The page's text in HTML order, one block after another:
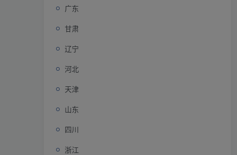
广东
甘肃
辽宁
河北
天津
山东
四川
浙江